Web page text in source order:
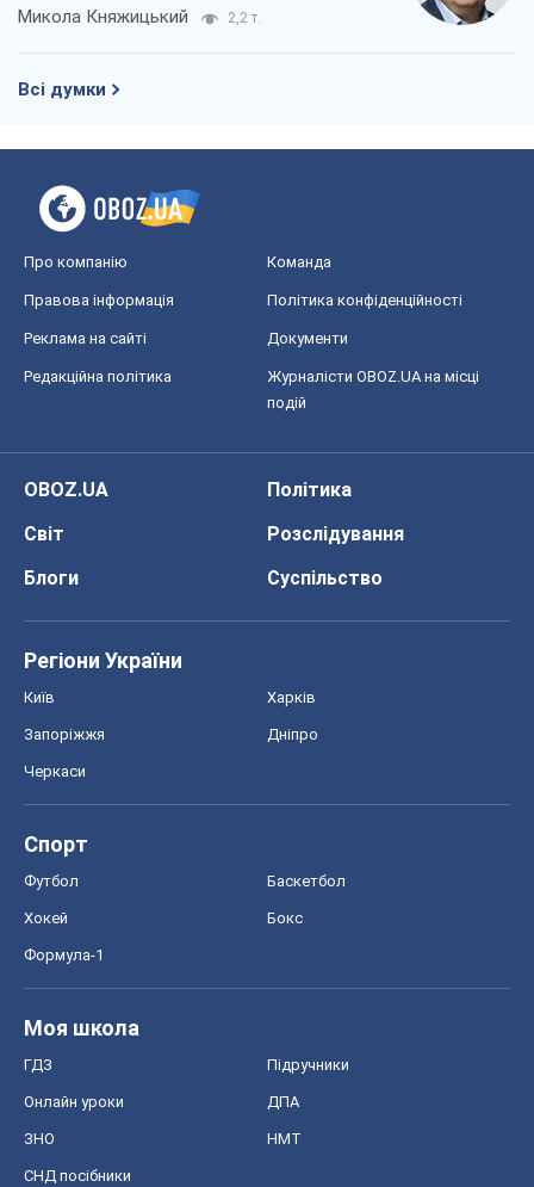
Микола Княжицький 2,2 т.
Всі думки
Про компанію Команда
Правова інформація Політика конфіденційності
Реклама на сайті Документи
Редакційна політика
Журналісти OBOZ.UA на місці
подій
OBOZ.UA
Політика
Світ
Розслідування
Блоги
Суспільство
Регіони України
Київ Харків
Запоріжжя Дніпро
Черкаси
Спорт
Футбол Баскетбол
Хокей Бокс
Формула-1
Моя школа
ГДЗ Підручники
Онлайн уроки ДПА
ЗНО НМТ
СНД посібники